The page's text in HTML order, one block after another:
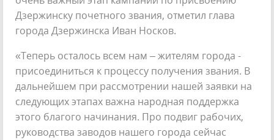
Дзержинску почетного звания, отметил глава
города Дзержинска Иван Носков.
«Теперь осталось всем нам – жителям города -
присоединиться к процессу получения звания. В
дальнейшем при рассмотрении нашей заявки на
следующих этапах важна народная поддержка
этого благого начинания. Про подвиг рабочих,
руководства заводов нашего города сейчас